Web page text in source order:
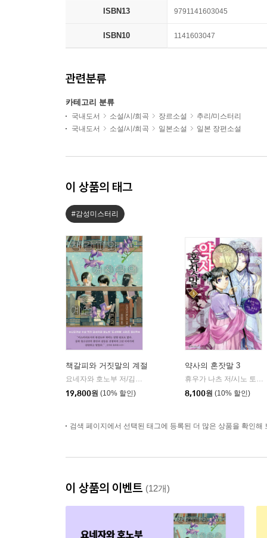
ISBN13 9791141603045
ISBN10 1141603047
관련분류
카테고리 분류
국내도서 소설/시/희곡 장르소설
추리/미스터리
국내도서
소설/시/희곡 일본소설 일본 장편소설
이 상품의 태그
#감성미스터리
책갈피와 거짓말의 계절
요네자와 호노부 저/김선영 역
엘릭시르
19,800원 (10% 할인)
약사의 혼잣말 3
휴우가 나츠 저/시노 토우코 그림/김예진 역
8,100원 (10% 할인)
검색 페이지에서 선택된 태그에 등록된 더 많은 상품을 확인해
이 상품의 이벤트 (12개)